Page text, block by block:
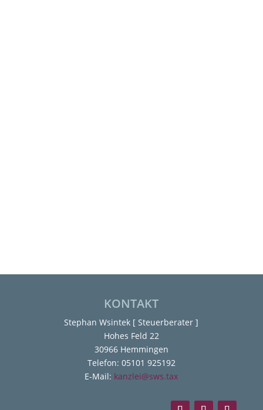
KONTAKT
Stephan Wsintek [ Steuerberater ]
Hohes Feld 22
30966 Hemmingen
Telefon: 05101 925192
E-Mail: kanzlei@sws.tax